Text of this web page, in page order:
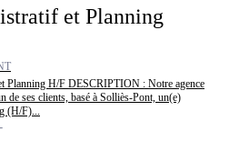
et Planning
Planning H/F DESCRIPTION : Notre agence
de ses clients, basé à Solliès-Pont, un(e)
(H/F)...